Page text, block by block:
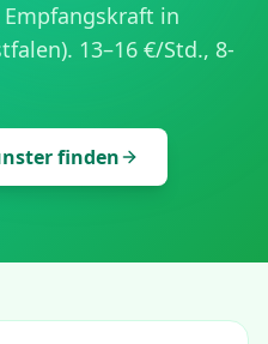
Empfangskraft in
). 13–16 €/Std., 8-
finden